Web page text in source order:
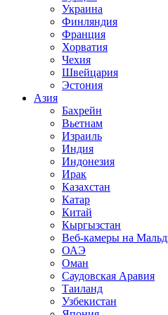
Украина
Финляндия
Франция
Хорватия
Чехия
Швейцария
Эстония
Азия
Бахрейн
Вьетнам
Израиль
Индия
Индонезия
Ирак
Казахстан
Катар
Китай
Кыргызстан
Веб-камеры на
ОАЭ
Оман
Саудовская Аравия
Таиланд
Узбекистан